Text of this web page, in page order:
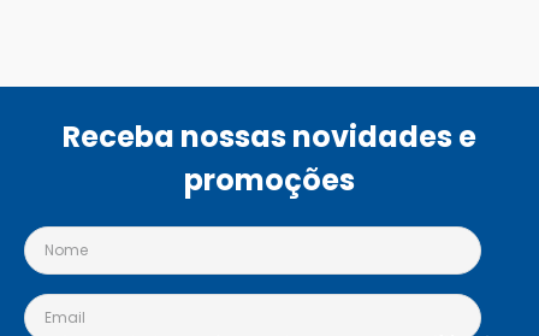
Receba nossas novidades e
promoções